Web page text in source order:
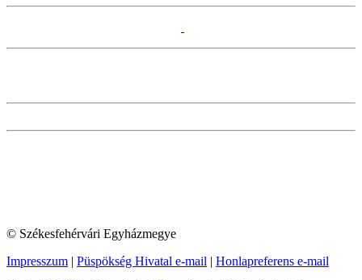
© Székesfehérvári Egyházmegye
Impresszum | Püspökség Hivatal e-mail | Honlapreferens e-mail